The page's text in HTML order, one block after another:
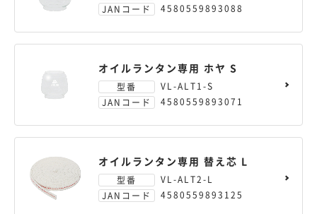
JANコード
4580559893088
オイルランタン専用 ホヤ S
型番
VL-ALT1-S
JANコード
4580559893071
オイルランタン専用 替え芯 L
型番
VL-ALT2-L
JANコード
4580559893125